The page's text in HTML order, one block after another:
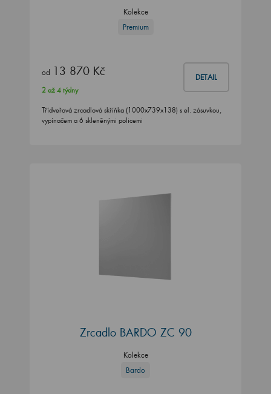
Kolekce
Premium
od 13 870 Kč DETAIL
2 až 4 týdny
Třídveřová zrcadlová skříňka (1000x739x138) s el. zásuvkou,
vypínačem a 6 skleněnými policemi
Zrcadlo BARDO ZC 90
Kolekce
Bardo